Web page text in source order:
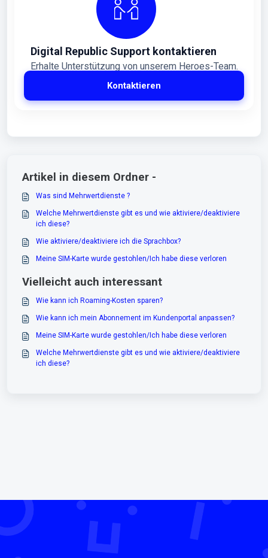
Digital Republic Support kontaktieren
Erhalte Unterstützung von unserem Heroes-Team.
Kontaktieren
Artikel in diesem Ordner -
Was sind Mehrwertdienste ?
Welche Mehrwertdienste gibt es und wie aktiviere/deaktiviere
ich diese?
Wie aktiviere/deaktiviere ich die Sprachbox?
Meine SIM-Karte wurde gestohlen/Ich habe diese verloren
Vielleicht auch interessant
Wie kann ich Roaming-Kosten sparen?
Wie kann ich mein Abonnement im Kundenportal anpassen?
Meine SIM-Karte wurde gestohlen/Ich habe diese verloren
Welche Mehrwertdienste gibt es und wie aktiviere/deaktiviere
ich diese?